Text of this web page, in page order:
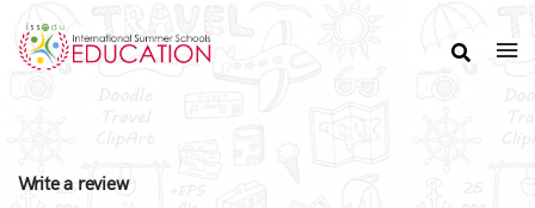
Write a review